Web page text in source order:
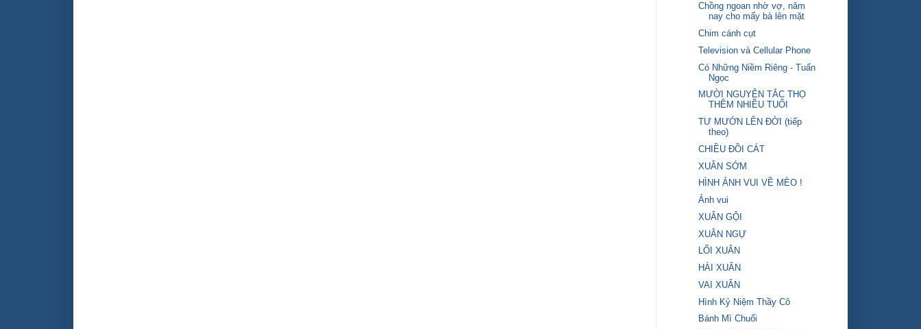
Chồng ngoan nhờ vợ, năm
nay cho mấy bà lên mặt
Chim cánh cụt
Television và Cellular Phone
Có Những Niềm Riêng - Tuấn
Ngọc
MƯỜI NGUYÊN TẮC THỌ
THÊM NHIỀU TUỔI
TƯ MƯỚN LÊN ĐỜI (tiếp
theo)
CHIỀU ĐỒI CÁT
XUÂN SỚM
HÌNH ẢNH VUI VỀ MÈO !
Ảnh vui
XUÂN GỘI
XUÂN NGỰ
LỐI XUÂN
HÀI XUÂN
VAI XUÂN
Hình Kỷ Niệm Thầy Cô
Bánh Mì Chuối